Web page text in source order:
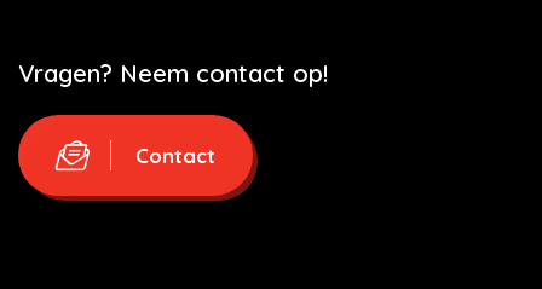
Vragen? Neem contact op!
Contact